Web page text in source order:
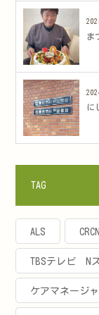
ま
に
TAG
ALS
TBSテレビ N
ケアマネージ